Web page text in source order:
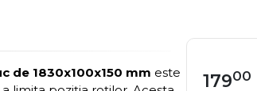
de 1830x100x150 mm este
17900